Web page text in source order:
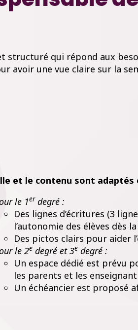
structuré qui répond aux
avoir une vue claire sur la
et le contenu sont adaptés
le 1erdegré :
Des lignes d’écritures (3
l’autonomie des élèves dès
Des pictos clairs pour aider
le 2edegré et 3edegré :
Un espace dédié est prévu
les parents et les enseignant
Un échéancier est proposé